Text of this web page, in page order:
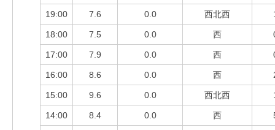
19:00 7.6 0.0 西北西
18:00 7.5 0.0 西
17:00 7.9 0.0 西
16:00 8.6 0.0 西
15:00 9.6 0.0 西北西
14:00 8.4 0.0 西